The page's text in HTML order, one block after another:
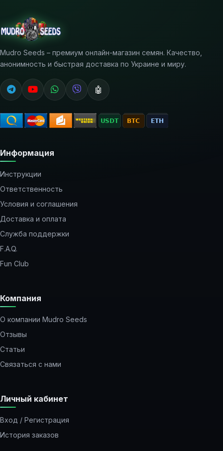
Mudro Seeds – премиум онлайн-магазин семян. Качество,
анонимность и быстрая доставка по Украине и миру.
🤖
Информация
Инструкции
Ответственность
Условия и соглашения
Доставка и оплата
Служба поддержки
F.A.Q.
Fun Club
Компания
О компании Mudro Seeds
Отзывы
Статьи
Связаться с нами
Личный кабинет
Вход / Регистрация
История заказов